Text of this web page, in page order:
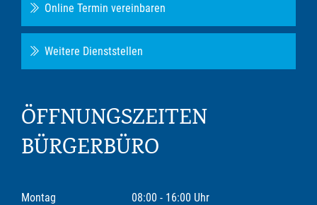
Online Termin vereinbaren
Weitere Dienststellen
ÖFFNUNGSZEITEN
BÜRGERBÜRO
Montag
08:00 - 16:00 Uhr